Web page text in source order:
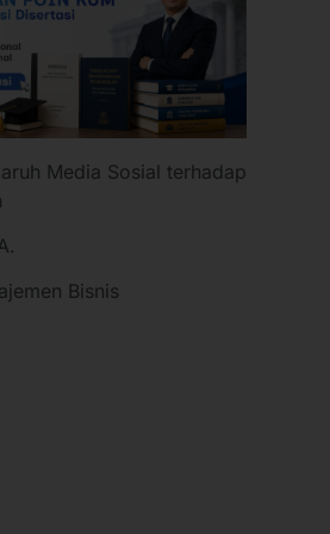
Media Sosial terhadap
Bisnis